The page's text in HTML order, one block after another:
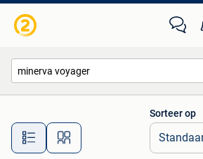
Alle afstanden…
Sorteer op